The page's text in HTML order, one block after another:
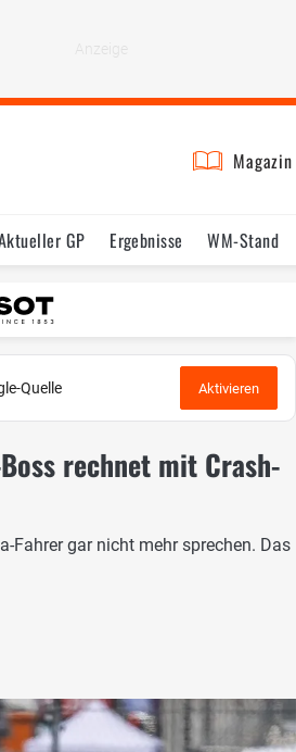
Magazin
GP Ergebnisse WM-Stand
Reglement
Quelle Aktivieren
rechnet mit Crash-
Fahrer gar nicht mehr sprechen. Das